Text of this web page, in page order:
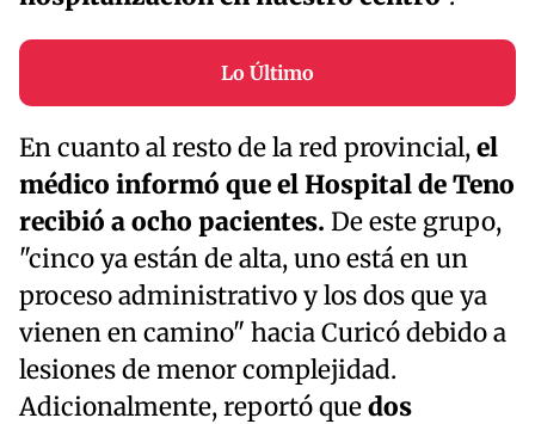
Lo Último
En cuanto al resto de la red provincial,el
médico informó que el Hospital de Teno
recibió a ocho pacientes. De este grupo,
"cinco ya están de alta, uno está en un
proceso administrativo y los dos que ya
vienen en camino" hacia Curicó debido a
lesiones de menor complejidad.
Adicionalmente, reportó quedos